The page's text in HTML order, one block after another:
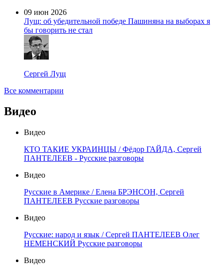
09 июн 2026
Лущ: об убедительной победе Пашиняна на выборах я
бы говорить не стал
Сергей Лущ
Все комментарии
Видео
Видео
КТО ТАКИЕ УКРАИНЦЫ / Фёдор ГАЙДА, Сергей
ПАНТЕЛЕЕВ - Русские разговоры
Видео
Русские в Америке / Елена БРЭНСОН, Сергей
ПАНТЕЛЕЕВ Русские разговоры
Видео
Русские: народ и язык / Сергей ПАНТЕЛЕЕВ Олег
НЕМЕНСКИЙ Русские разговоры
Видео